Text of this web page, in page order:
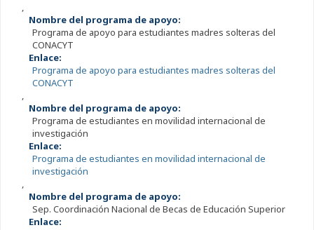
,
Nombre del programa de apoyo:
Programa de apoyo para estudiantes madres solteras del
CONACYT
Enlace:
Programa de apoyo para estudiantes madres solteras del
CONACYT
,
Nombre del programa de apoyo:
Programa de estudiantes en movilidad internacional de
investigación
Enlace:
Programa de estudiantes en movilidad internacional de
investigación
,
Nombre del programa de apoyo:
Sep. Coordinación Nacional de Becas de Educación Superior
Enlace: